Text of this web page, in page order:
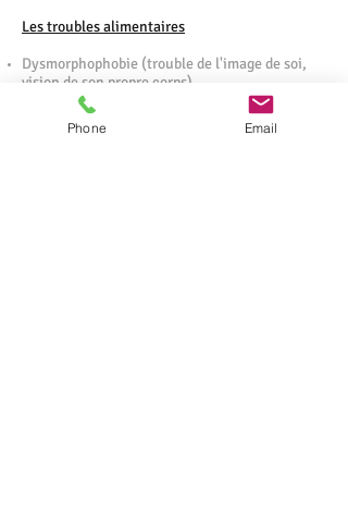
Les troubles alimentaires
Dysmorphophobie (trouble de l'image de soi,
vision de son propre corps)
Travail de la tentation vis-à-vis des aliments
Les troubles addictifs
Phone Email